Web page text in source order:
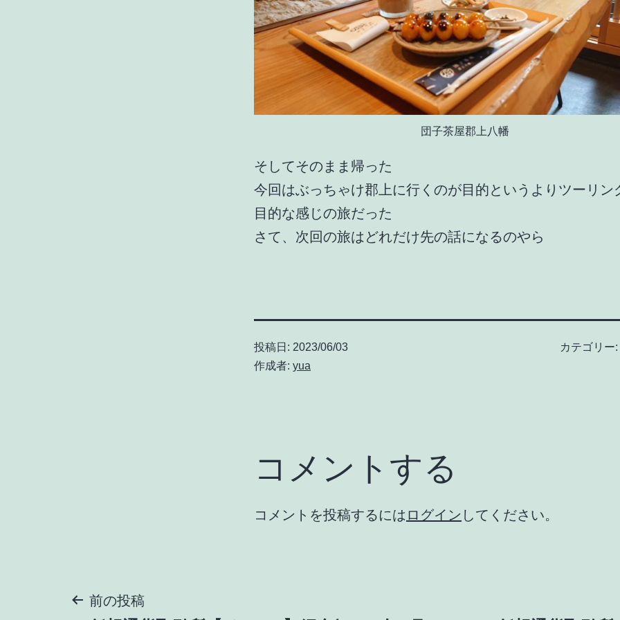
団子茶屋郡上八幡
そしてそのまま帰った
今回はぶっちゃけ郡上に行くのが目的というよりツーリン
目的な感じの旅だった
さて、次回の旅はどれだけ先の話になるのやら
投稿日: 2023/06/03
作成者: yua
カテゴリー:
コメントする
コメントを投稿するには ログイン してください。
投前の投稿